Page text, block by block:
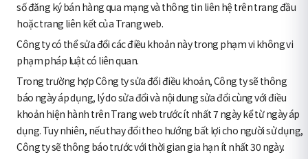
số đăng ký bán hàng qua mạng và thông tin liên hệ trên trang đầu
hoặc trang liên kết của Trang web.
Công ty có thể sửa đổi các điều khoản này trong phạm vi không vi
phạm pháp luật có liên quan.
Trong trường hợp Công ty sửa đổi điều khoản, Công ty sẽ thông
báo ngày áp dụng, lý do sửa đổi và nội dung sửa đổi cùng với điều
khoản hiện hành trên Trang web trước ít nhất 7 ngày kể từ ngày áp
dụng. Tuy nhiên, nếu thay đổi theo hướng bất lợi cho người sử dụng,
Công ty sẽ thông báo trước với thời gian gia hạn ít nhất 30 ngày.